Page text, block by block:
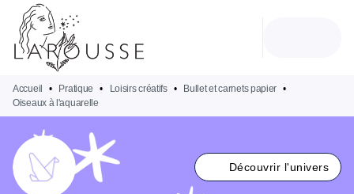
MENU
PIED DE PAGE
Accueil • Pratique • Loisirs créatifs • Bullet et carnets papier •
Oiseaux à l'aquarelle
Découvrir l'univers